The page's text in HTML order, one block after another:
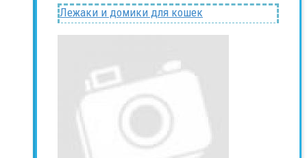
Лежаки и домики для кошек